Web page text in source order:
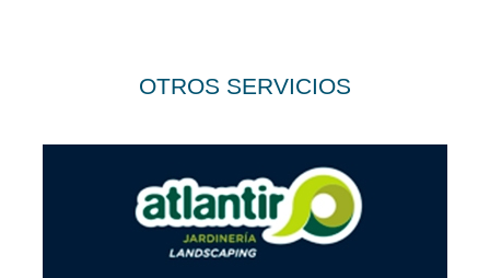
OTROS SERVICIOS